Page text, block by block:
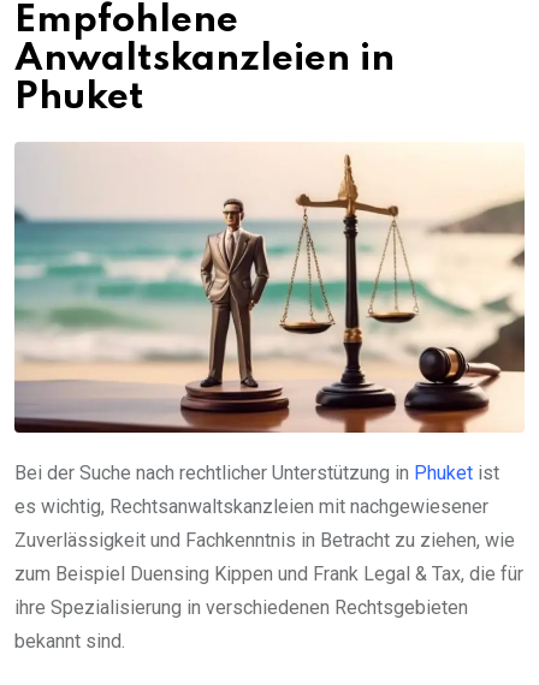
Empfohlene
Anwaltskanzleien in
Phuket
Bei der Suche nach rechtlicher Unterstützung in Phuket ist
es wichtig, Rechtsanwaltskanzleien mit nachgewiesener
Zuverlässigkeit und Fachkenntnis in Betracht zu ziehen, wie
zum Beispiel Duensing Kippen und Frank Legal & Tax, die für
ihre Spezialisierung in verschiedenen Rechtsgebieten
bekannt sind.